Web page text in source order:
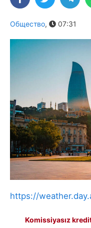
Общество, 07:31
https://
Komissiyasız